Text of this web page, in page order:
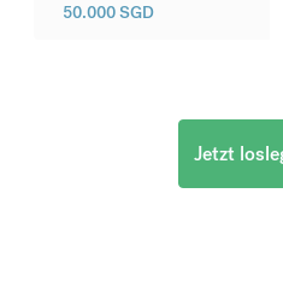
50.000SGD
Jetzt